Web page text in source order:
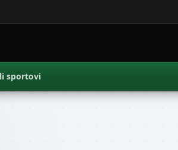
sportovi